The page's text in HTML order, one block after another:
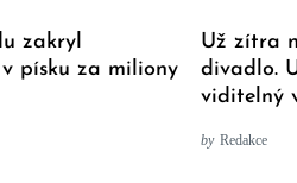
zakryl
písku za miliony
Už zítra
divadlo.
viditelný
by Redakce